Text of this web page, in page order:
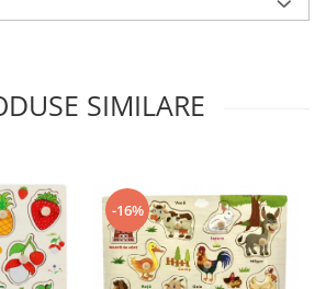
SIMILARE
-16%